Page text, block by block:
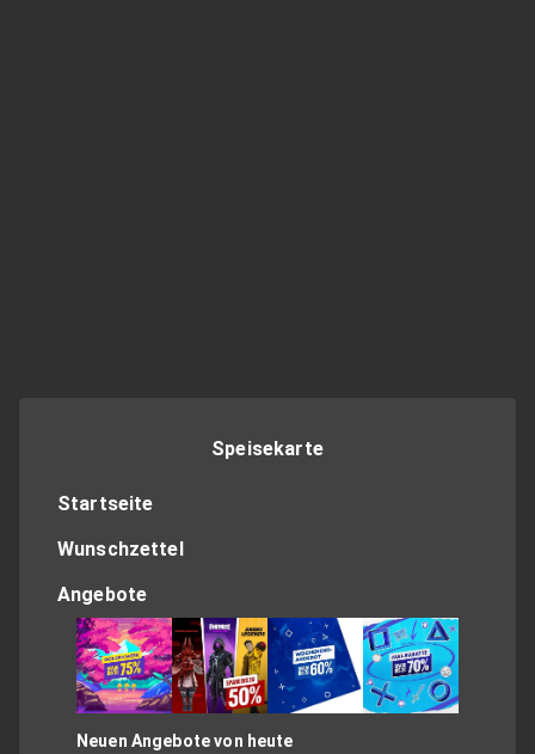
Speisekarte
Startseite
Wunschzettel
Angebote
Neuen Angebote von heute